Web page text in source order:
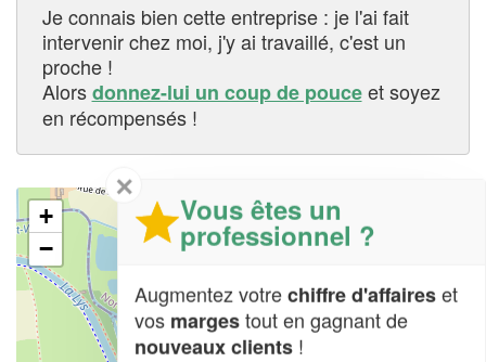
Je connais bien cette entreprise : je l'ai fait
intervenir chez moi, j'y ai travaillé, c'est un
proche !
Alorsdonnez-lui un coup de pouceet soyez
en récompensés !
+
−
✕
Vous êtes un
professionnel ?
Augmentez votrechiffre d'affaireset
vos margestout en gagnant de
nouveaux clients !